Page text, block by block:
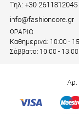
Τηλ: +30 2611812045
info@fashioncore.gr
ΩΡΑΡΙΟ
Καθημερινά: 10:00 -
Σάββατο: 10:00 - 13:00
Αρ.